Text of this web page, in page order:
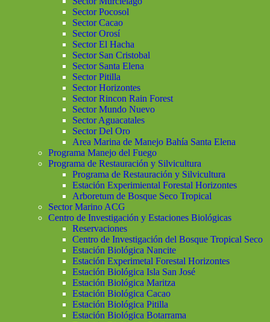
Sector Pocosol
Sector Cacao
Sector Orosí
Sector El Hacha
Sector San Cristobal
Sector Santa Elena
Sector Pitilla
Sector Horizontes
Sector Rincon Rain Forest
Sector Mundo Nuevo
Sector Aguacatales
Sector Del Oro
Area Marina de Manejo Bahía Santa Elena
Programa Manejo del Fuego
Programa de Restauración y Silvicultura
Programa de Restauración y Silvicultura
Estación Experimiental Forestal Horizontes
Arboretum de Bosque Seco Tropical
Sector Marino ACG
Centro de Investigación y Estaciones Biológicas
Reservaciones
Centro de Investigación del Bosque Tropical Seco
Estación Biológica Nancite
Estación Experimetal Forestal Horizontes
Estación Biológica Isla San José
Estación Biológica Maritza
Estación Biológica Cacao
Estación Biológica Pitilla
Estación Biológica Botarrama